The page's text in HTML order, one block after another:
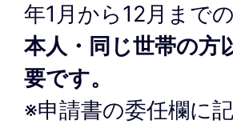
年1月から12月まで
本人・同じ世帯の方
要です。
※申請書の委任欄に